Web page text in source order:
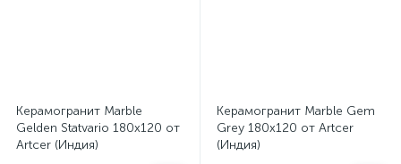
Керамогранит Marble
Gelden Statvario 180x120 от
Artcer (Индия)
Керамогранит Marble Gem
Grey 180x120 от Artcer
(Индия)